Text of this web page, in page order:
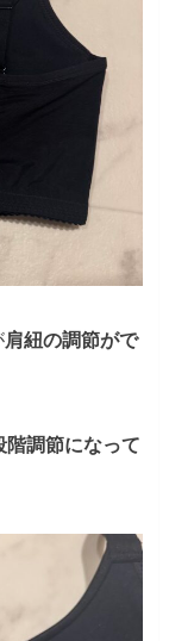
肩紐の調節がで
階調節になって